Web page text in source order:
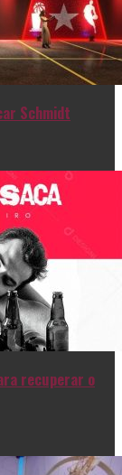
Schmidt
recuperar o